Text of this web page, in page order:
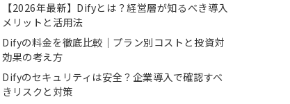
【2026年最新】Difyとは？経営層が知るべき導入
メリットと活用法
Difyの料金を徹底比較｜プラン別コストと投資対
効果の考え方
Difyのセキュリティは安全？企業導入で確認すべ
きリスクと対策